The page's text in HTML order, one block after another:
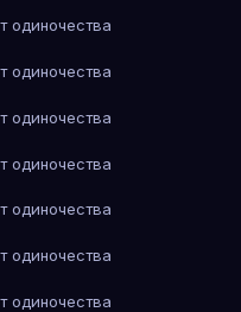
одиночества
одиночества
одиночества
одиночества
одиночества
одиночества
одиночества